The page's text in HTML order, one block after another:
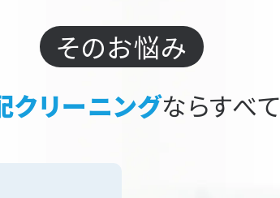
そのお悩み
リーニングならすべて